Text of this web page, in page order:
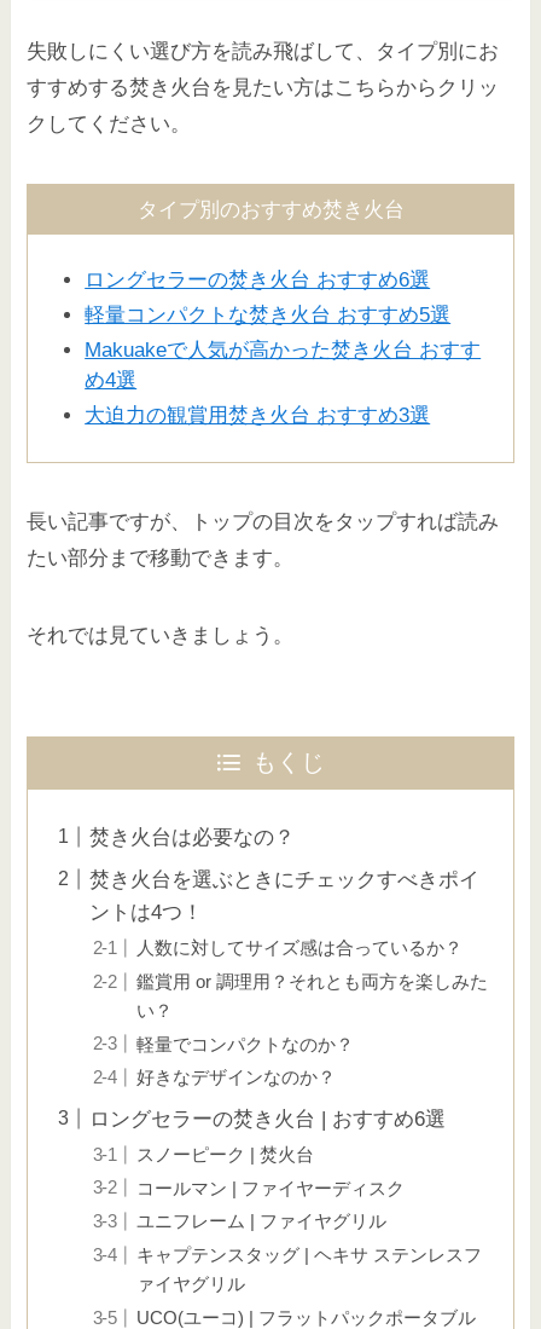
失敗しにくい選び方を読み飛ばして、タイプ別にお
すすめする焚き火台を見たい方はこちらからクリッ
クしてください。
タイプ別のおすすめ焚き火台
ロングセラーの焚き火台 おすすめ6選
軽量コンパクトな焚き火台 おすすめ5選
Makuakeで人気が高かった焚き火台 おすす
め4選
大迫力の観賞用焚き火台 おすすめ3選
長い記事ですが、トップの目次をタップすれば読み
たい部分まで移動できます。
それでは見ていきましょう。
もくじ
焚き火台は必要なの？
焚き火台を選ぶときにチェックすべきポイ
ントは4つ！
人数に対してサイズ感は合っているか？
鑑賞用 or 調理用？それとも両方を楽しみた
い？
軽量でコンパクトなのか？
好きなデザインなのか？
ロングセラーの焚き火台 | おすすめ6選
スノーピーク | 焚火台
コールマン | ファイヤーディスク
ユニフレーム | ファイヤグリル
キャプテンスタッグ | ヘキサ ステンレスフ
ァイヤグリル
UCO(ユーコ) | フラットパックポータブル